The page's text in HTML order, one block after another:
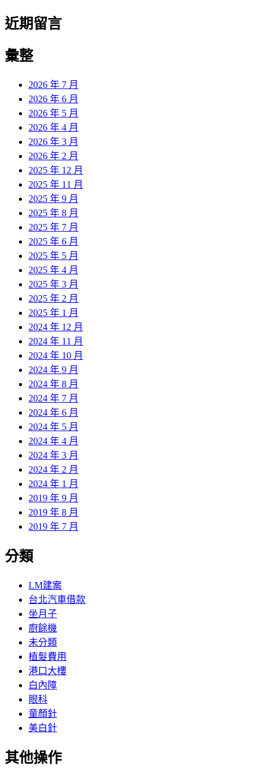
近期留言
彙整
2026 年 7 月
2026 年 6 月
2026 年 5 月
2026 年 4 月
2026 年 3 月
2026 年 2 月
2025 年 12 月
2025 年 11 月
2025 年 9 月
2025 年 8 月
2025 年 7 月
2025 年 6 月
2025 年 5 月
2025 年 4 月
2025 年 3 月
2025 年 2 月
2025 年 1 月
2024 年 12 月
2024 年 11 月
2024 年 10 月
2024 年 9 月
2024 年 8 月
2024 年 7 月
2024 年 6 月
2024 年 5 月
2024 年 4 月
2024 年 3 月
2024 年 2 月
2024 年 1 月
2019 年 9 月
2019 年 8 月
2019 年 7 月
分類
LM建案
台北汽車借款
坐月子
廚餘機
未分類
植髮費用
港口大樓
白內障
眼科
童顏針
美白針
其他操作